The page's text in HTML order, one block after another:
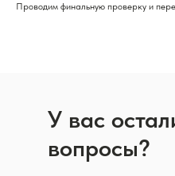
Проводим финальную проверку и
У вас
вопросы?